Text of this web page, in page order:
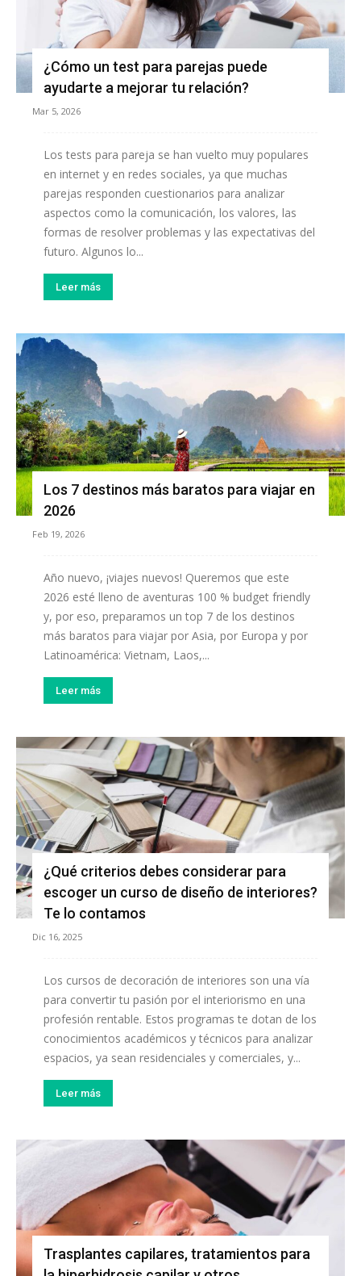
¿Cómo un test para parejas puede
ayudarte a mejorar tu relación?
Mar 5, 2026
Los tests para pareja se han vuelto muy populares
en internet y en redes sociales, ya que muchas
parejas responden cuestionarios para analizar
aspectos como la comunicación, los valores, las
formas de resolver problemas y las expectativas del
futuro. Algunos lo...
Leer más
Los 7 destinos más baratos para viajar en
2026
Feb 19, 2026
Año nuevo, ¡viajes nuevos! Queremos que este
2026 esté lleno de aventuras 100 % budget friendly
y, por eso, preparamos un top 7 de los destinos
más baratos para viajar por Asia, por Europa y por
Latinoamérica: Vietnam, Laos,...
Leer más
¿Qué criterios debes considerar para
escoger un curso de diseño de interiores?
Te lo contamos
Dic 16, 2025
Los cursos de decoración de interiores son una vía
para convertir tu pasión por el interiorismo en una
profesión rentable. Estos programas te dotan de los
conocimientos académicos y técnicos para analizar
espacios, ya sean residenciales y comerciales, y...
Leer más
Trasplantes capilares, tratamientos para